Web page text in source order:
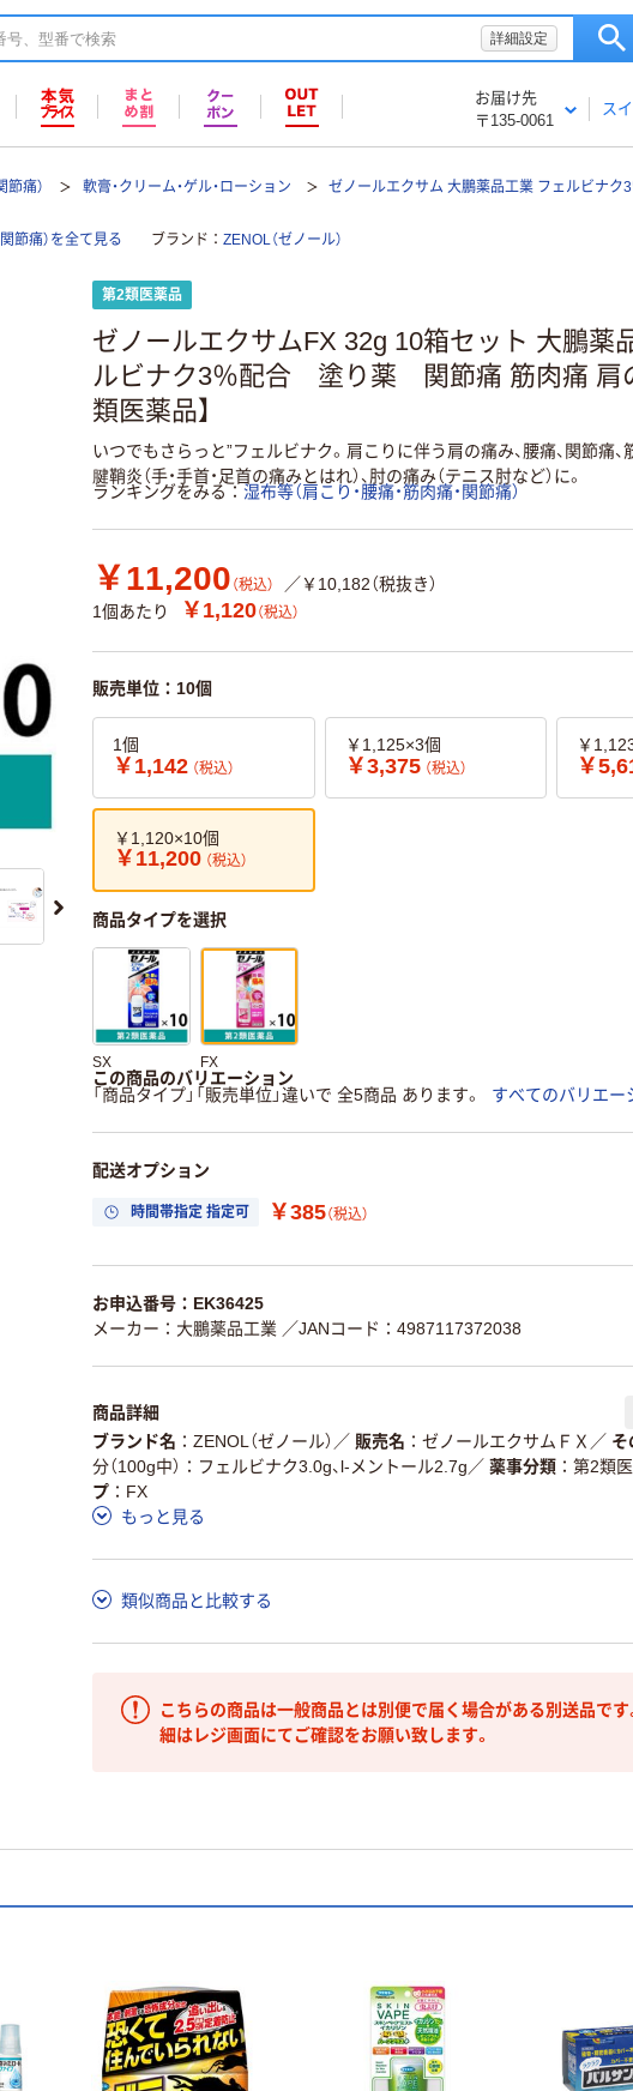
詳細設定
お届け先
〒135-0061
ス
節痛） 軟膏・クリーム・ゲル・ローション ゼノールエクサム 大鵬薬品工業 フェルビナ
節痛）を全て見る ブランド ZENOL（ゼノール）
第2類医薬品
ゼノールエクサムFX 32g 10箱セット 大鵬薬
ルビナク3％配合 塗り薬 関節痛 筋肉痛 肩
類医薬品】
いつでもさらっと”フェルビナク。肩こりに伴う肩の痛み、腰痛、関節痛、筋
腱鞘炎（手・手首・足首の痛みとはれ）、肘の痛み（テニス肘など）に。
ランキングをみる
湿布等（肩こり・腰痛・筋肉痛・関節痛）
￥11,200 （税込）
／￥10,182（税抜き）
1個あたり
￥1,120（税込）
販売単位：10個
1個
￥1,142 （税込）
￥1,125×3個
￥3,375 （税込）
￥
￥
￥1,120×10個
￥11,200 （税込）
商品タイプを選択
SX FX
この商品のバリエーション
「商品タイプ」「販売単位」違いで 全5商品 あります。
すべてのバリエー
配送オプション
時間帯指定 指定可 ￥385（税込）
お申込番号：EK36425
メーカー：大鵬薬品工業 ／JANコード：4987117372038
商品詳細
ブランド名 ZENOL（ゼノール） ／ 販売名 ゼノールエクサムＦＸ ／ そ
分（100g中）：フェルビナク3.0g、l-メントール2.7g／ 薬事分類 第2類
プ
FX
もっと見る
類似商品と比較する
こちらの商品は一般商品とは別便で届く場合がある別送品です
細はレジ画面にてご確認をお願い致します。